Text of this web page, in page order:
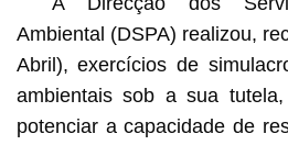
triagem dos veículos que
Ambiental (DSPA) realizou,
Abril), exercícios de
ambientais sob a sua
potenciar a capacidade de